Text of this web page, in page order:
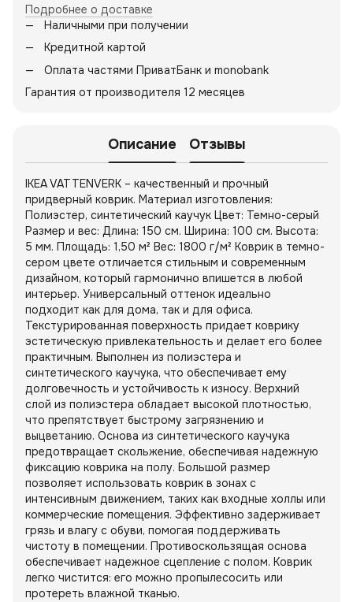
Подробнее о доставке
Наличными при получении
Кредитной картой
Оплата частями ПриватБанк и monobank
Гарантия от производителя 12 месяцев
Описание Отзывы
IKEA VATTENVERK – качественный и прочный
придверный коврик. Материал изготовления:
Полиэстер, синтетический каучук Цвет: Темно-серый
Размер и вес: Длина: 150 см. Ширина: 100 см. Высота:
5 мм. Площадь: 1,50 м² Вес: 1800 г/м² Коврик в темно-
сером цвете отличается стильным и современным
дизайном, который гармонично впишется в любой
интерьер. Универсальный оттенок идеально
подходит как для дома, так и для офиса.
Текстурированная поверхность придает коврику
эстетическую привлекательность и делает его более
практичным. Выполнен из полиэстера и
синтетического каучука, что обеспечивает ему
долговечность и устойчивость к износу. Верхний
слой из полиэстера обладает высокой плотностью,
что препятствует быстрому загрязнению и
выцветанию. Основа из синтетического каучука
предотвращает скольжение, обеспечивая надежную
фиксацию коврика на полу. Большой размер
позволяет использовать коврик в зонах с
интенсивным движением, таких как входные холлы или
коммерческие помещения. Эффективно задерживает
грязь и влагу с обуви, помогая поддерживать
чистоту в помещении. Противоскользящая основа
обеспечивает надежное сцепление с полом. Коврик
легко чистится: его можно пропылесосить или
протереть влажной тканью.